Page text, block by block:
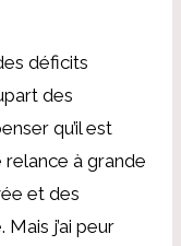
déficits
des
qu’il est
relance à grande
et des
j’ai peur